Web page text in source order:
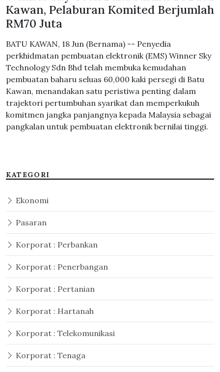
Kawan, Pelaburan Komited Berjumlah
RM70 Juta
BATU KAWAN, 18 Jun (Bernama) -- Penyedia
perkhidmatan pembuatan elektronik (EMS) Winner Sky
Technology Sdn Bhd telah membuka kemudahan
pembuatan baharu seluas 60,000 kaki persegi di Batu
Kawan, menandakan satu peristiwa penting dalam
trajektori pertumbuhan syarikat dan memperkukuh
komitmen jangka panjangnya kepada Malaysia sebagai
pangkalan untuk pembuatan elektronik bernilai tinggi.
KATEGORI
Ekonomi
Pasaran
Korporat : Perbankan
Korporat : Penerbangan
Korporat : Pertanian
Korporat : Hartanah
Korporat : Telekomunikasi
Korporat : Tenaga